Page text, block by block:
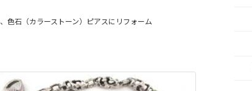
、色石（カラーストーン）ピアスにリフォーム